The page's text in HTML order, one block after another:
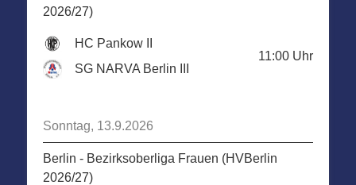
2026/27)
HC Pankow II
SG NARVA Berlin III
11:00 Uhr
Sonntag, 13.9.2026
Berlin - Bezirksoberliga Frauen (HVBerlin
2026/27)